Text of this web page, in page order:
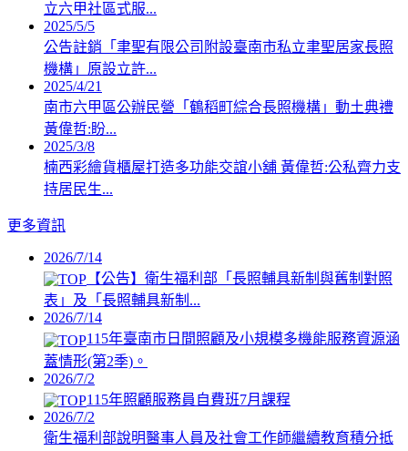
立六甲社區式服...
2025/5/5
公告註銷「聿聖有限公司附設臺南市私立聿聖居家長照
機構」原設立許...
2025/4/21
南市六甲區公辦民營「鶴稻町綜合長照機構」動土典禮
黃偉哲:盼...
2025/3/8
楠西彩繪貨櫃屋打造多功能交誼小舖 黃偉哲:公私齊力支
持居民生...
更多資訊
2026/7/14
【公告】衛生福利部「長照輔具新制與舊制對照
表」及「長照輔具新制...
2026/7/14
115年臺南市日間照顧及小規模多機能服務資源涵
蓋情形(第2季)。
2026/7/2
115年照顧服務員自費班7月課程
2026/7/2
衛生福利部說明醫事人員及社會工作師繼續教育積分抵